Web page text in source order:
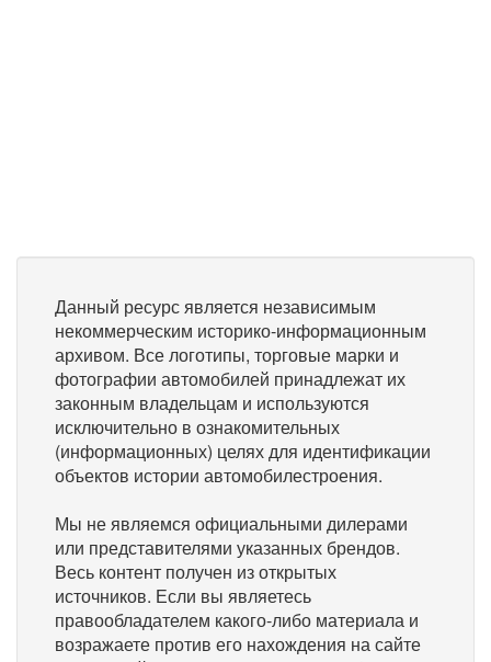
Данный ресурс является независимым
некоммерческим историко-информационным
архивом. Все логотипы, торговые марки и
фотографии автомобилей принадлежат их
законным владельцам и используются
исключительно в ознакомительных
(информационных) целях для идентификации
объектов истории автомобилестроения.
Мы не являемся официальными дилерами
или представителями указанных брендов.
Весь контент получен из открытых
источников. Если вы являетесь
правообладателем какого-либо материала и
возражаете против его нахождения на сайте